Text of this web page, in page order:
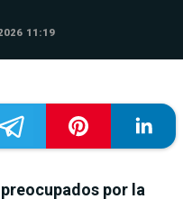
11:19
preocupados por la